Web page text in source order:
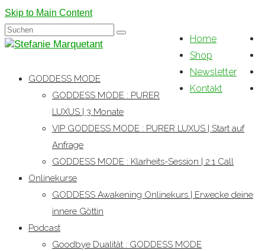
Skip to Main Content
Home
Shop
Newsletter
Kontakt
Suchen
nach:
GODDESS MODE
GODDESS MODE : PURER
LUXUS | 3 Monate
VIP GODDESS MODE : PURER LUXUS | Start auf
Anfrage
GODDESS MODE : Klarheits-Session | 2:1 Call
Onlinekurse
GODDESS Awakening Onlinekurs | Erwecke deine
innere Göttin
Podcast
Goodbye Dualität : GODDESS MODE